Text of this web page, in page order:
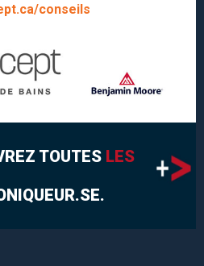
conseils
TOUTES LES